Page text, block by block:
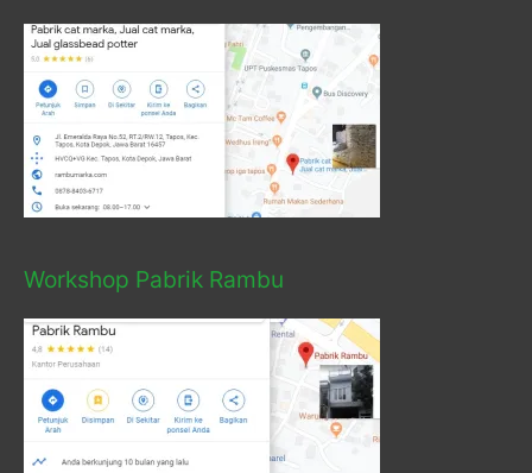
Workshop Pabrik Rambu